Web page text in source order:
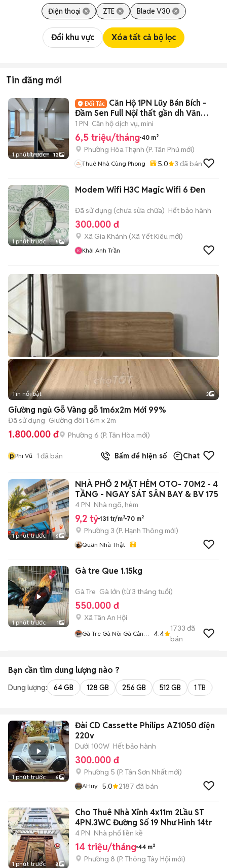
Điện thoại ZTE Blade V30
Đổi khu vực Xóa tất cả bộ lọc
Tin đăng mới
1 phút trước 12
Căn Hộ 1PN Lũy Bán Bích -
Đầm Sen Full Nội thất gần dh Văn
Hiến
1 PN Căn hộ dịch vụ, mini
6,5 triệu/tháng 40 m²
Phường Hòa Thạnh (P. Tân Phú mới)
Thuê Nhà Cùng Phong 5.0 3 đã bán
1 phút trước 5
Modem Wifi H3C Magic Wifi 6 Đen
Đã sử dụng (chưa sửa chữa) Hết bảo hành
300.000 đ
Xã Gia Khánh (Xã Yết Kiêu mới)
Khải Anh Trần
Tin nổi bật 3
Giường ngủ Gỗ Vàng gỗ 1m6x2m Mới 99%
Đã sử dụng Giường đôi 1.6m x 2m
1.800.000 đ Phường 6 (P. Tân Hòa mới)
pPhi Vũ 1 đã bán Bấm để hiện số Chat
1 phút trước 6
NHÀ PHỐ 2 MẶT HẺM OTO- 70M2 - 4
TẦNG - NGAY SÁT SÂN BAY & BV 175
4 PN Nhà ngõ, hẻm
9,2 tỷ 131 tr/m² 70 m²
Phường 3 (P. Hạnh Thông mới)
Quân Nhà Thật
1 phút trước 1
Gà tre Que 1.15kg
Gà Tre Gà lớn (từ 3 tháng tuổi)
550.000 đ
Xã Tân An Hội
Gà Tre Gà Nòi Gà Cảnh
4.4
1733 đã
bán
Bạn cần tìm dung lượng nào ?
Dung lượng: 64 GB 128 GB 256 GB 512 GB 1 TB
1 phút trước 6
Đài CD Cassette Philips AZ1050 điện
220v
Dưới 100W Hết bảo hành
300.000 đ
Phường 5 (P. Tân Sơn Nhất mới)
AHuy 5.0 2187 đã bán
1 phút trước 8
Cho Thuê Nhà Xinh 4x11m 2Lầu ST
4PN.3WC Đường Số 19 Như Hình 14tr
4 PN Nhà phố liền kề
14 triệu/tháng 44 m²
Phường 8 (P. Thông Tây Hội mới)